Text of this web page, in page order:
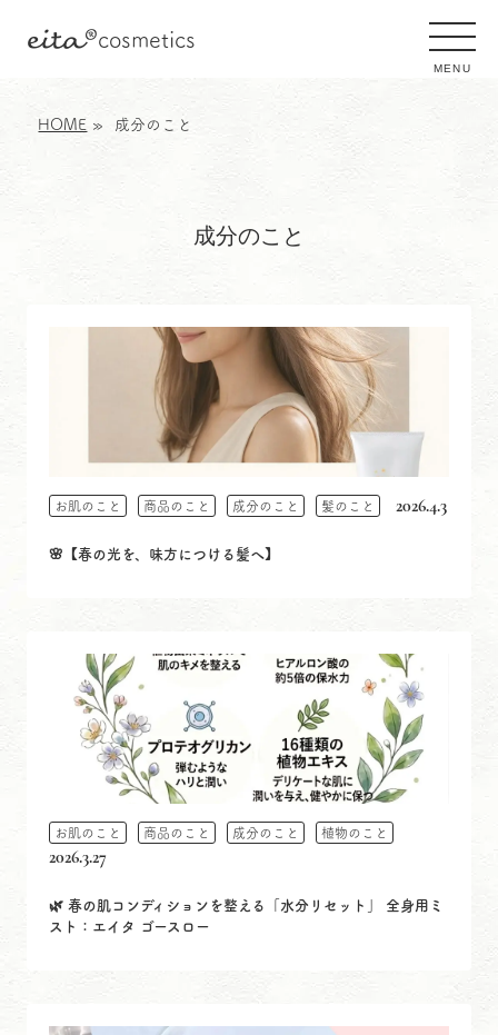
eita®cosmetics
MENU
HOME 成分のこと
成分のこと
お肌のこと 商品のこと 成分のこと 髪のこと 2026.4.3
🌸【春の光を、味方につける髪へ】
お肌のこと 商品のこと 成分のこと 植物のこと
2026.3.27
🌿 春の肌コンディションを整える「水分リセット」 全身用ミ
スト：エイタ ゴースロー